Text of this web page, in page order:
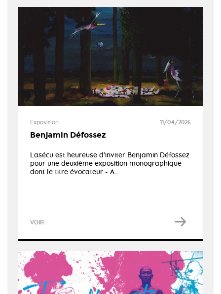
Exposition 11/04/2026
Benjamin Défossez
Lasécu est heureuse d'inviter Benjamin Défossez
pour une deuxième exposition monographique
dont le titre évocateur - A...
VOIR